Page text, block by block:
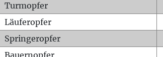
Turmopfer
Läuferopfer
Springeropfer
Bauernopfer